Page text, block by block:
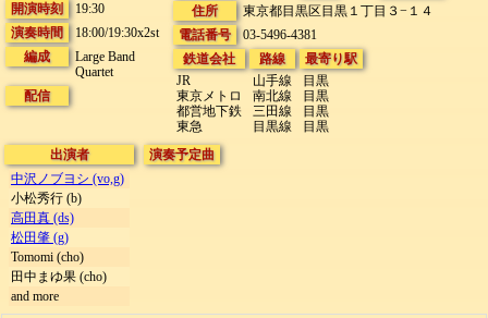
開演時刻
19:30
演奏時間
18:00/19:30x2st
編成
Large Band
Quartet
配信
住所
東京都目黒区目黒１丁目３−１４
電話番号
03-5496-4381
鉄道会社
JR
東京メトロ
都営地下鉄
東急
路線
山手線
南北線
三田線
目黒線
最寄り駅
目黒
目黒
目黒
目黒
出演者
中沢ノブヨシ (vo,g)
小松秀行 (b)
高田真 (ds)
松田肇 (g)
Tomomi (cho)
田中まゆ果 (cho)
and more
演奏予定曲